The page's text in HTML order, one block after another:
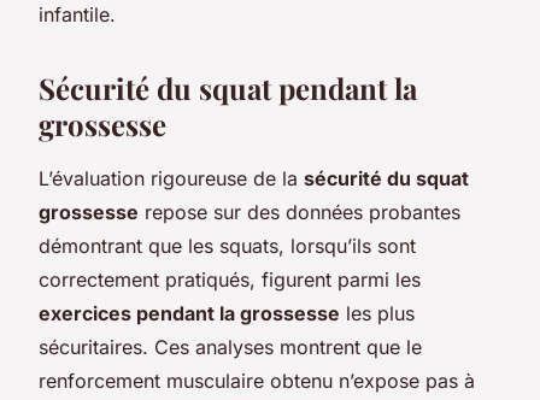
infantile.
Sécurité du squat pendant la
grossesse
L’évaluation rigoureuse de la sécurité du squat
grossesse repose sur des données probantes
démontrant que les squats, lorsqu’ils sont
correctement pratiqués, figurent parmi les
exercices pendant la grossesse les plus
sécuritaires. Ces analyses montrent que le
renforcement musculaire obtenu n’expose pas à